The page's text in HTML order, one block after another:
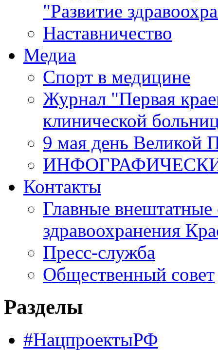
"Развитие
Наставничество
Медиа
Спорт в медицине
Журнал "Первая
клинической
9 мая день Великой
Контакты
Главные внештатные
здравоохранения
Пресс-служба
Общественный совет
Разделы
#НацпроектыРФ